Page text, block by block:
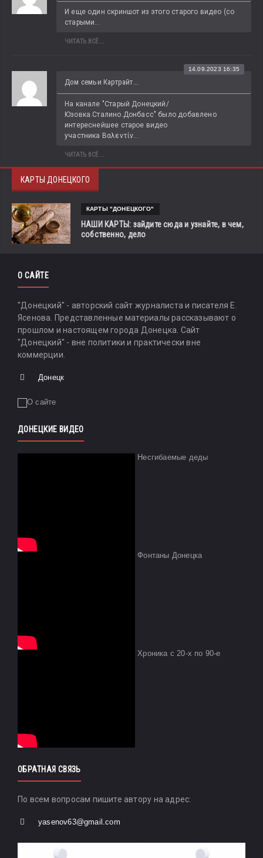
И еще один скриншот из этого старого видео (со
старыми...
ЧИТАТЬ ВСЁ...
Дом семьи Картрайт...
14.09.2023 16:35
На канале "Старый Донецкий/
Юзовка.Сталино.Донбасс" было добавлено
интереснейшее старое видео
участника Βαλεντίν...
ЧИТАТЬ ВСЁ...
КАРТЫ ДОНЕЦКОГО
КАРТЫ "ДОНЕЦКОГО"
НАШИ КАРТЫ: зайдите сюда и узнайте, в чем,
собственно, дело
О САЙТЕ
"Донецкий" - авторский сайт журналиста и писателя Е.
Ясенова. Представленные материалы рассказывают о
прошлом и настоящем города Донецка. Сайт
"Донецкий" - вне политики и практически вне
коммерции.
Донецк
ДОНЕЦКИЕ ВИДЕО
Несгибаемые деды
Фонтаны Донецка
Хроника с 20-х по 90-е
ОБРАТНАЯ СВЯЗЬ
По всем вопросам пишите автору на адрес:
yasenov63@gmail.com